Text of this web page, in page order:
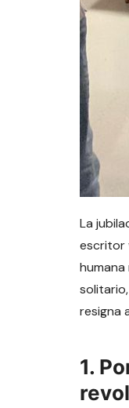
La
escritor
humana
resigna
1.